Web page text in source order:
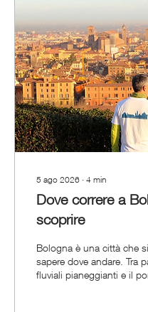
5 ago 2026 ∙ 4 min
Dove correre a
scoprire
Bologna è una città che
sapere dove andare. Tra
fluviali pianeggianti e il